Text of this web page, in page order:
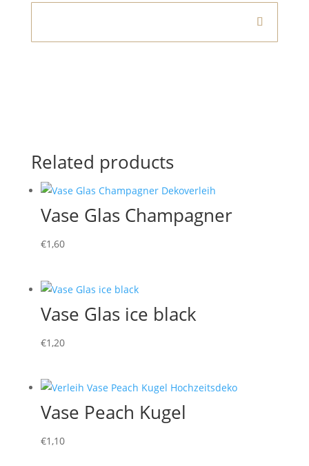
Related products
Vase Glas Champagner
€1,60
Vase Glas ice black
€1,20
Vase Peach Kugel
€1,10